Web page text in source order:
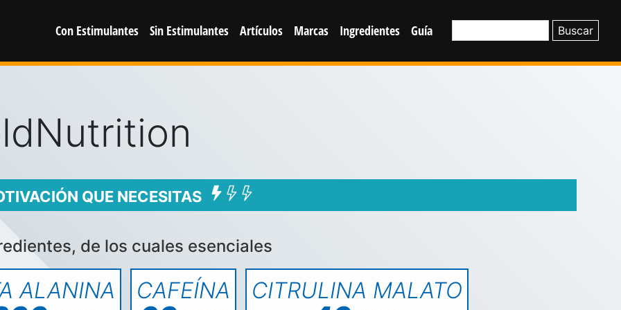
Con Estimulantes Sin Estimulantes Artículos Marcas Ingredientes Guía
QUE NECESITAS
de los cuales esenciales
ALANINA CAFEÍNA CITRULINA MALATO